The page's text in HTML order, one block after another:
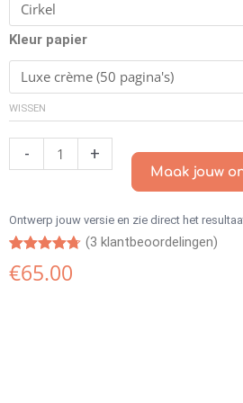
Kleur papier
WISSEN
- +
Maak jouw
Ontwerp jouw versie en zie direct het
Gewaardeerd
4.67op 5
3
(3 klantbeoordelingen)
€65.00